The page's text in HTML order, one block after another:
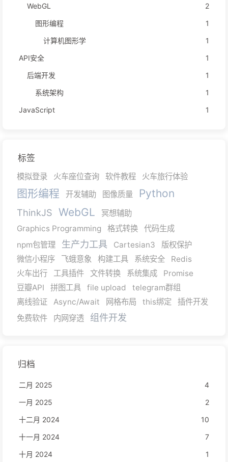
WebGL
2
图形编程
1
计算机图形学
1
API安全
1
后端开发
1
系统架构
1
JavaScript
1
标签
模拟登录 火车座位查询 软件教程 火车旅行体验
图形编程 开发辅助 图像质量 Python
ThinkJS WebGL
冥想辅助
Graphics Programming
格式转换
代码生成
npm包管理
生产力工具 Cartesian3
版权保护
微信小程序
飞蛾意象 构建工具 系统安全
Redis
火车出行
工具插件 文件转换 系统集成
Promise
豆瓣API
拼图工具 file upload
telegram群组
离线验证
Async/Await 网格布局 this绑定
插件开发
免费软件
内网穿透 组件开发
归档
二月 2025
4
一月 2025
2
十二月 2024
10
十一月 2024
7
十月 2024
1